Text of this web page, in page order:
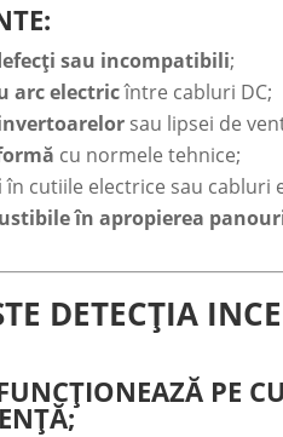
sau incompatibili;
arc electricîntre cabluri DC;
sau lipsei de
cu normele tehnice;
în cutiile electrice sau cabluri
în apropierea
DETECȚIA
PE